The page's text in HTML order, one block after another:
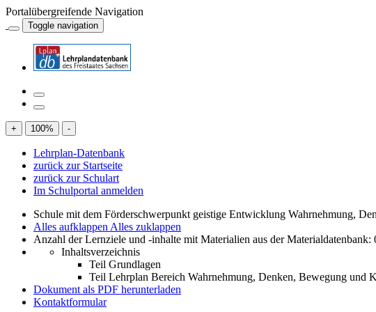
Portalübergreifende Navigation
Toggle navigation
+ 100% -
Lehrplan-Datenbank
zurück zur Startseite
zurück zur Schulart
Im Schulportal anmelden
Schule mit dem Förderschwerpunkt geistige Entwicklung Wahrnehmung,
Alles aufklappen Alles zuklappen
Anzahl der Lernziele und -inhalte mit Materialien aus der Materialdatenbank:
Inhaltsverzeichnis
Teil Grundlagen
Teil Lehrplan Bereich Wahrnehmung, Denken, Bewegung und
Dokument als PDF herunterladen
Kontaktformular